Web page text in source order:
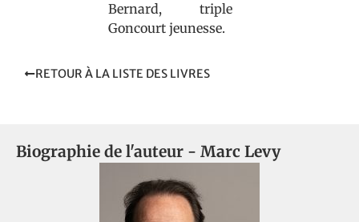
Bernard, triple
Goncourt jeunesse.
RETOUR À LA LISTE DES LIVRES
Biographie de l'auteur - Marc Levy